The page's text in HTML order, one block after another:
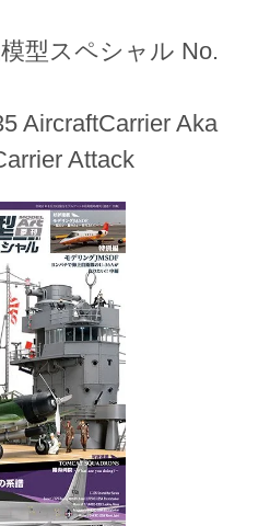
模型スペシャル No.
AircraftCarrier Aka
Attack